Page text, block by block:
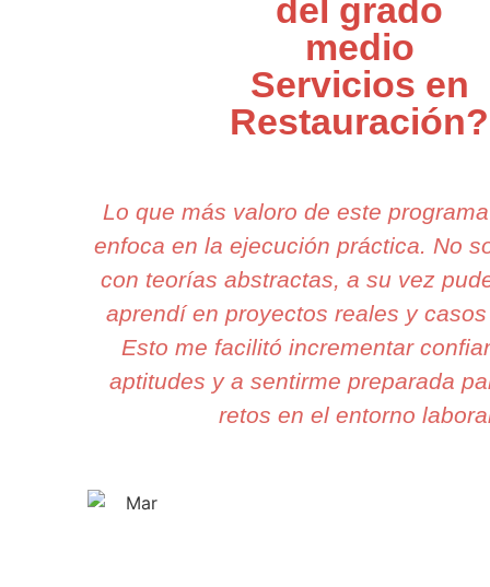
del grado
medio
Servicios en
Restauración?
Lo que más valoro de este
enfoca en la ejecución práctica. No
con teorías abstractas, a su vez
aprendí en proyectos reales y
Esto me facilitó incrementar
aptitudes y a sentirme preparada
retos en el entorno